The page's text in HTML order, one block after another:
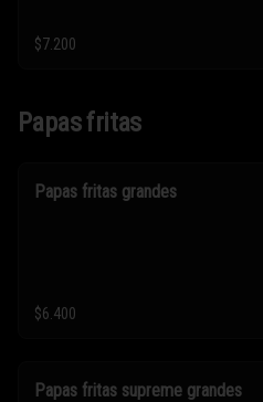
ingrediente.
$7.200
Papas fritas
Papas fritas grandes
$6.400
Papas fritas supreme grandes